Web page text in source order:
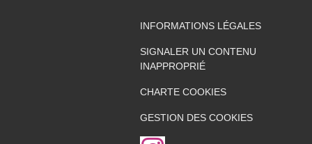
INFORMATIONS LÉGALES
SIGNALER UN CONTENU
INAPPROPRIÉ
CHARTE COOKIES
GESTION DES COOKIES